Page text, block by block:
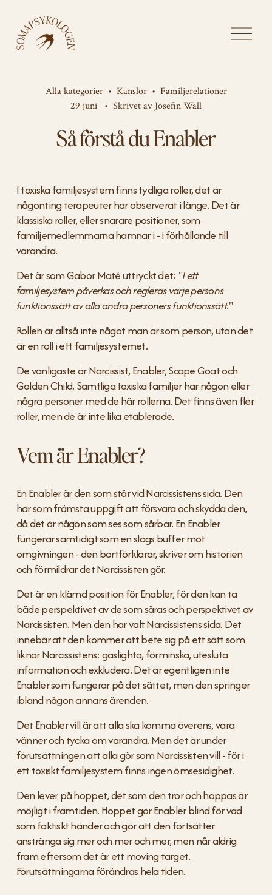
Ö
p
Så förstå du Enabler
Alla kategorier Känslor
Familjerelationer
29 juni
Skrivet av Josefin Wall
I toxiska familjesystem finns tydliga roller, det är
någonting terapeuter har observerat i länge. Det är
klassiska roller, eller snarare positioner, som
familjemedlemmarna hamnar i - i förhållande till
varandra.
Det är som Gabor Maté uttryckt det: "I ett
familjesystem påverkas och regleras varje persons
funktionssätt av alla andra personers funktionssätt."
Rollen är alltså inte något man är som person, utan det
är en roll i ett familjesystemet.
De vanligaste är Narcissist, Enabler, Scape Goat och
Golden Child. Samtliga toxiska familjer har någon eller
några personer med de här rollerna. Det finns även fler
roller, men de är inte lika etablerade.
Vem är Enabler?
En Enabler är den som står vid Narcissistens sida. Den
har som främsta uppgift att försvara och skydda den,
då det är någon som ses som sårbar. En Enabler
fungerar samtidigt som en slags buffer mot
omgivningen - den bortförklarar, skriver om historien
och förmildrar det Narcissisten gör.
Det är en klämd position för Enabler, för den kan ta
både perspektivet av de som såras och perspektivet av
Narcissisten. Men den har valt Narcissistens sida. Det
innebär att den kommer att bete sig på ett sätt som
liknar Narcissistens: gaslighta, förminska, utesluta
information och exkludera. Det är egentligen inte
Enabler som fungerar på det sättet, men den springer
ibland någon annans ärenden.
Det Enabler vill är att alla ska komma överens, vara
vänner och tycka om varandra. Men det är under
förutsättningen att alla gör som Narcissisten vill - för i
ett toxiskt familjesystem finns ingen ömsesidighet.
Den lever på hoppet, det som den tror och hoppas är
möjligt i framtiden. Hoppet gör Enabler blind för vad
som faktiskt händer och gör att den fortsätter
anstränga sig mer och mer och mer, men når aldrig
fram eftersom det är ett moving target.
Förutsättningarna förändras hela tiden.